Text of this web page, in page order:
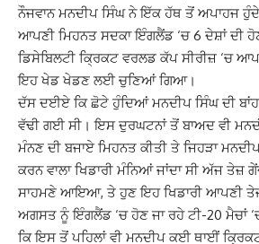
ਨੌਜਵਾਨ ਮਨਦੀਪ ਸਿੰਘ ਨੇ ਇੱਕ ਹੱਥ ਤੋਂ ਅਪਾਹਜ ਹੁੰਦੇ
ਆਪਣੀ ਮਿਹਨਤ ਸਦਕਾ ਇੰਗਲੈਂਡ ‘ਚ 6 ਦੇਸ਼ਾਂ ਦੀ
ਡਿਸੇਬਿਲਟੀ ਕ੍ਰਿਕਟ ਵਰਲਡ ਕੱਪ ਸੀਰੀਜ਼ ‘ਚ
ਇਹ ਖੇਡ ਖੇਡਣ ਲਈ ਚੁਣਿਆਂ ਗਿਆ।
ਦੱਸ ਦਈਏ ਕਿ ਛੋਟੇ ਹੁੰਦਿਆਂ ਮਨਦੀਪ ਸਿੰਘ ਦੀ
ਵੱਢੀ ਗਈ ਸੀ। ਇਸ ਦੁਰਘਟਨਾਂ ਤੋਂ ਬਾਅਦ ਵੀ
ਮੰਨਣ ਦੀ ਬਜਾਏ ਮਿਹਨਤ ਕੀਤੀ ਤੇ ਜਿਹੜਾ
ਕਰਨ ਵਾਲਾ ਖਿਡਾਰੀ ਮੰਨਿਆਂ ਜਾਂਦਾ ਸੀ ਅੱਜ ਤੇਜ਼
ਸਾਹਮਣੇ ਆਇਆ, ਤੇ ਹੁਣ ਇਹ ਖਿਡਾਰੀ ਆਪਣੀ
ਅਗਸਤ ਨੂੰ ਇੰਗਲੈਂਡ ‘ਚ ਹੋਣ ਜਾ ਰਹੇ ਟੀ-20 ਮੈਚਾਂ
ਕਿ ਇਸ ਤੋਂ ਪਹਿਲਾਂ ਵੀ ਮਨਦੀਪ ਕਈ ਥਾਈਂ ਕ੍ਰਿਕਟ